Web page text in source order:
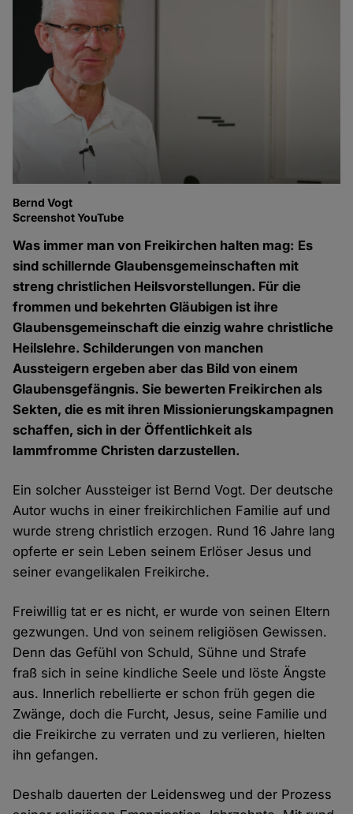
Bernd Vogt
Screenshot YouTube
Was immer man von Freikirchen halten mag: Es
sind schillernde Glaubensgemeinschaften mit
streng christlichen Heilsvorstellungen. Für die
frommen und bekehrten Gläubigen ist ihre
Glaubensgemeinschaft die einzig wahre christliche
Heilslehre. Schilderungen von manchen
Aussteigern ergeben aber das Bild von einem
Glaubensgefängnis. Sie bewerten Freikirchen als
Sekten, die es mit ihren Missionierungskampagnen
schaffen, sich in der Öffentlichkeit als
lammfromme Christen darzustellen.
Ein solcher Aussteiger ist Bernd Vogt. Der deutsche
Autor wuchs in einer freikirchlichen Familie auf und
wurde streng christlich erzogen. Rund 16 Jahre lang
opferte er sein Leben seinem Erlöser Jesus und
seiner evangelikalen Freikirche.
Freiwillig tat er es nicht, er wurde von seinen Eltern
gezwungen. Und von seinem religiösen Gewissen.
Denn das Gefühl von Schuld, Sühne und Strafe
fraß sich in seine kindliche Seele und löste Ängste
aus. Innerlich rebellierte er schon früh gegen die
Zwänge, doch die Furcht, Jesus, seine Familie und
die Freikirche zu verraten und zu verlieren, hielten
ihn gefangen.
Deshalb dauerten der Leidensweg und der Prozess